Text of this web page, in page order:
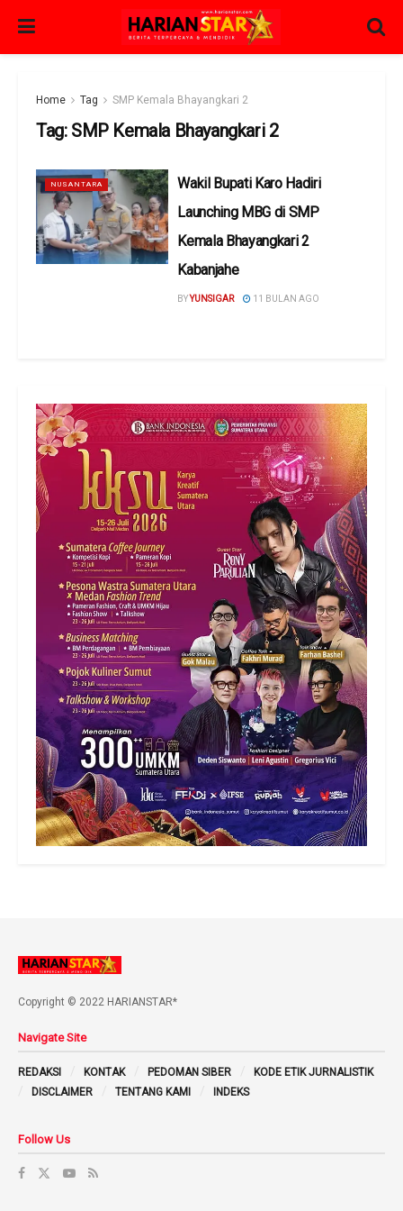
Home Tag SMP Kemala Bhayangkari 2
Tag: SMP Kemala Bhayangkari 2
NUSANTARA
Wakil Bupati Karo Hadiri
Launching MBG di SMP
Kemala Bhayangkari 2
Kabanjahe
BYYUNSIGAR 11 BULAN AGO
Copyright © 2022 HARIANSTAR*
Navigate Site
REDAKSI KONTAK PEDOMAN SIBER
KODE ETIK JURNALISTIK
DISCLAIMER
TENTANG KAMI INDEKS
Follow Us